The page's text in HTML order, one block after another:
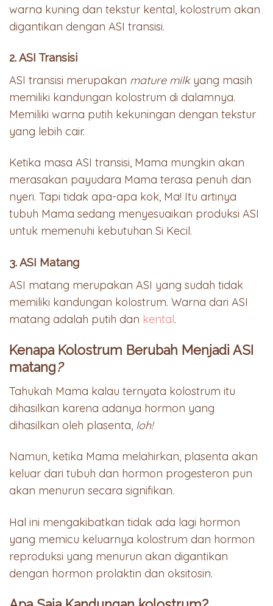
warna kuning dan tekstur kental, kolostrum akan
digantikan dengan ASI transisi.
2. ASI Transisi
ASI transisi merupakan mature milk yang masih
memiliki kandungan kolostrum di dalamnya.
Memiliki warna putih kekuningan dengan tekstur
yang lebih cair.
Ketika masa ASI transisi, Mama mungkin akan
merasakan payudara Mama terasa penuh dan
nyeri. Tapi tidak apa-apa kok, Ma! Itu artinya
tubuh Mama sedang menyesuaikan produksi ASI
untuk memenuhi kebutuhan Si Kecil.
3. ASI Matang
ASI matang merupakan ASI yang sudah tidak
memiliki kandungan kolostrum. Warna dari ASI
matang adalah putih dan kental.
Kenapa Kolostrum Berubah Menjadi ASI
matang?
Tahukah Mama kalau ternyata kolostrum itu
dihasilkan karena adanya hormon yang
dihasilkan oleh plasenta, loh!
Namun, ketika Mama melahirkan, plasenta akan
keluar dari tubuh dan hormon progesteron pun
akan menurun secara signifikan.
Hal ini mengakibatkan tidak ada lagi hormon
yang memicu keluarnya kolostrum dan hormon
reproduksi yang menurun akan digantikan
dengan hormon prolaktin dan oksitosin.